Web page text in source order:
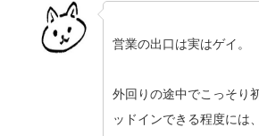
営業の出口は実はゲイ。
外回りの途中でこっそり
ッドインできる程度には